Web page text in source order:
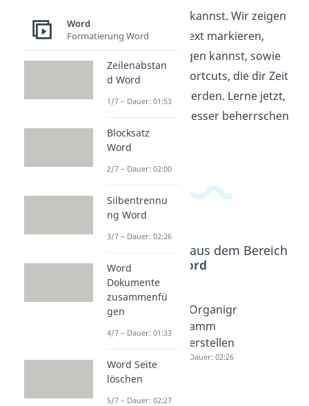
effizienter arbeiten kannst. Wir zeigen
dir, wie du schnell Text markieren,
kopieren und einfügen kannst, sowie
andere nützliche Shortcuts, die dir Zeit
und Mühe sparen werden. Lerne jetzt,
wie du Word noch besser beherrschen
kannst!
Beliebte Inhalte aus dem Bereich
Word
Zeichen
zählen
mat
Organigr
amm
erstellen
Dauer: 02:26
Word
Formatierung Word
Zeilenabstan
d Word
1/7 – Dauer: 01:53
Blocksatz
Word
2/7 – Dauer: 02:00
Silbentrennu
ng Word
3/7 – Dauer: 02:26
Word
Dokumente
zusammenfü
gen
4/7 – Dauer: 01:33
Word Seite
löschen
5/7 – Dauer: 02:27